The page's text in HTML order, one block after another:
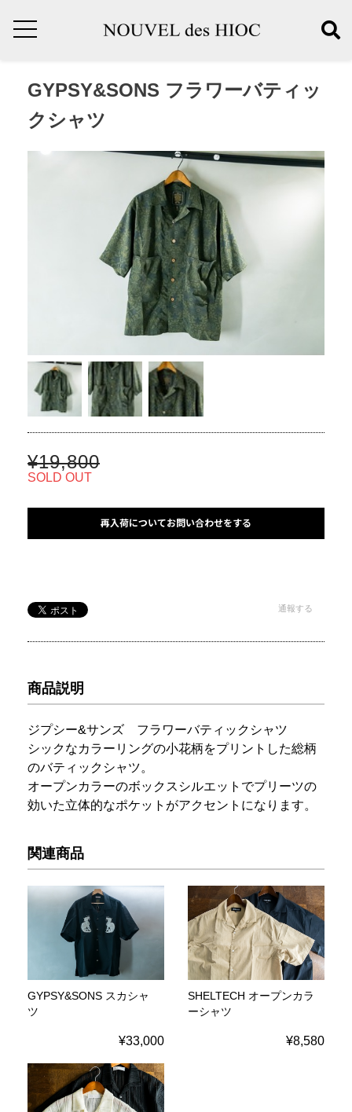
GYPSY&SONS フラワーバティッ
クシャツ
¥19,800
SOLD OUT
再入荷についてお問い合わせをする
通報する
商品説明
ジプシー&サンズ フラワーバティックシャツ
シックなカラーリングの小花柄をプリントした総柄
のバティックシャツ。
オープンカラーのボックスシルエットでプリーツの
効いた立体的なポケットがアクセントになります。
関連商品
GYPSY&SONS スカシャ
ツ
¥33,000
SHELTECH オープンカラ
ーシャツ
¥8,580